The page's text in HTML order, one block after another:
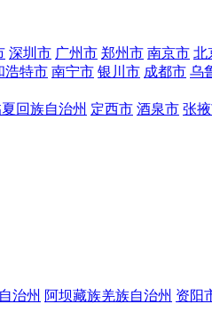
深圳市 广州市 郑州市 南京市 北
浩特市 南宁市 银川市 成都市 乌
回族自治州 定西市 酒泉市 张
治州 阿坝藏族羌族自治州 资阳